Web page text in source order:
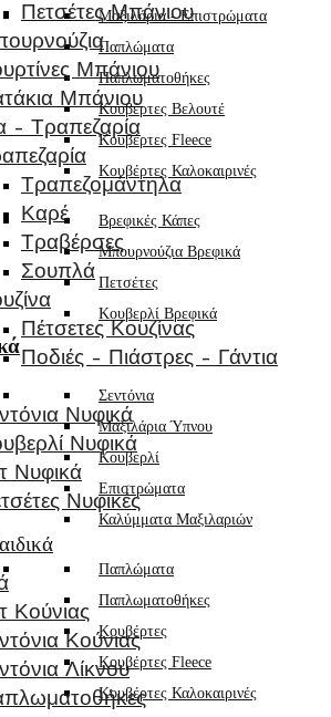
Μαξιλάρια - Επιστρώματα
Παπλώματα
Παπλωματοθήκες
Κουβέρτες Βελουτέ
Κουβέρτες Fleece
Κουβέρτες Καλοκαιρινές
Βρεφικές Κάπες
Μπουρνούζια Βρεφικά
Πετσέτες
Κουβερλί Βρεφικά
Σεντόνια
Μαξιλάρια Ύπνου
Κουβερλί
Επιστρώματα
Καλύμματα Μαξιλαριών
Παπλώματα
Παπλωματοθήκες
Κουβέρτες
Κουβέρτες Fleece
Κουβέρτες Καλοκαιρινές
Πετσέτες Μπάνιου
Μπάνιου
Μπάνιου
– Τραπεζαρία
Τραπεζομάντηλα
Καρέ
Τραβέρσες
Σουπλά
Πέτσετες Κουζίνας
Ποδιές – Πιάστρες – Γάντια
Νυφικά
Νυφικά
Νυφικά
Νυφικές
Κούνιας
Κούνιας
Λίκνου